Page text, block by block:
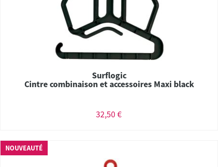
Surflogic
Cintre combinaison et accessoires Maxi black
32,50 €
NOUVEAUTÉ